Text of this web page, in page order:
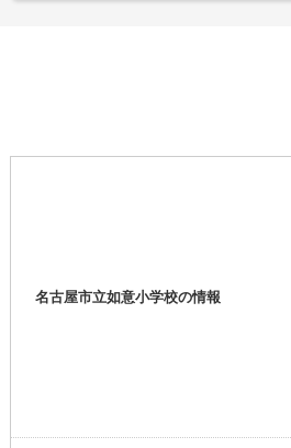
名古屋市立如意小学校の情報